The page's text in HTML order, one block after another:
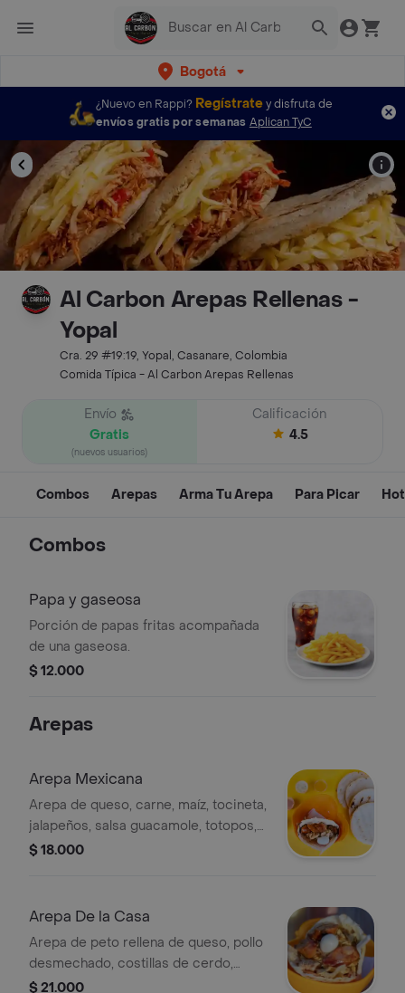
Bogotá
¿Nuevo en Rappi? Regístratey disfruta de
envíos gratis por semanas Aplican TyC
Al Carbon Arepas Rellenas -
Yopal
Cra. 29 #19:19, Yopal, Casanare, Colombia
Comida Típica - Al Carbon Arepas Rellenas
Envío
Gratis
(nuevos usuarios)
Calificación
4.5
Combos Arepas Arma Tu Arepa Para Picar
Combos
Papa y gaseosa
Porción de papas fritas acompañada
de una gaseosa.
$ 12.000
Arepas
Arepa Mexicana
Arepa de queso, carne, maíz, tocineta,
jalapeños, salsa guacamole, totopos,
huevo de codorniz)
$ 18.000
Arepa De la Casa
Arepa de peto rellena de queso, pollo
desmechado, costillas de cerdo,
maiz, tocineta, platano en trocitos,
$ 21.000